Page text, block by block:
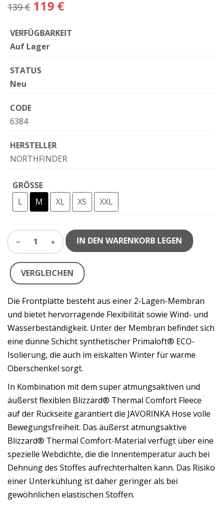
139 € 119 €
VERFÜGBARKEIT
Auf Lager
STATUS
Neu
CODE
6384
HERSTELLER
NORTHFINDER
GRÖSSE
L
M XL XS XXL
1 IN DEN WARENKORB LEGEN
VERGLEICHEN
Die Frontplatte besteht aus einer 2-Lagen-Membran
und bietet hervorragende Flexibilität sowie Wind- und
Wasserbeständigkeit. Unter der Membran befindet sich
eine dünne Schicht synthetischer Primaloft® ECO-
Isolierung, die auch im eiskalten Winter für warme
Oberschenkel sorgt.
In Kombination mit dem super atmungsaktiven und
äußerst flexiblen Blizzard® Thermal Comfort Fleece
auf der Rückseite garantiert die JAVORINKA Hose volle
Bewegungsfreiheit. Das äußerst atmungsaktive
Blizzard® Thermal Comfort-Material verfügt über eine
spezielle Webdichte, die die Innentemperatur auch bei
Dehnung des Stoffes aufrechterhalten kann. Das Risiko
einer Unterkühlung ist daher geringer als bei
gewöhnlichen elastischen Stoffen.